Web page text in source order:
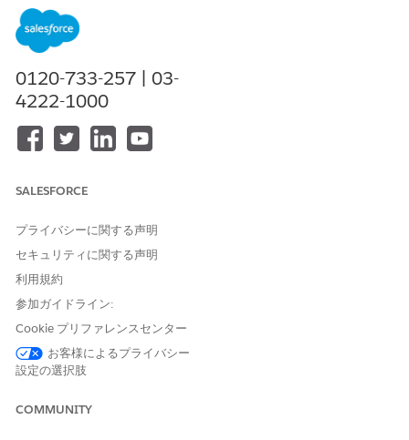
になっている Agentforce IT Service が付属する
Edition、 Performance
必要なユーザー権限
設定項目をエクスポートする
CMDB では、CSV 形式でのみ設定項目 (CI) のエクスポート
がサポートされます。
みが含まれます。エクスポートされたファイルには、派生
CI 種別の属性は含まれません。
1 つのエクスポートファイルで最大 100,000 CI がサポー
トされます。CI 数が 100,000 を超える場合、CMDB は最
初の 100,000 CI のみをファイルにエクスポートします。
アプリケーションランチャーで、[
0120-733-257 | 03-
4222-1000
SALESFORCE
プライバシーに関する声明
セキュリティに関する声明
利用規約
参加ガイドライン:
Cookie プリファレンスセンター
お客様によるプライバシー
設定の選択肢
COMMUNITY